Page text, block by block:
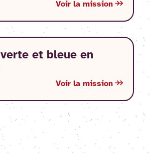
Voir la mission
et bleue en
Voir la mission